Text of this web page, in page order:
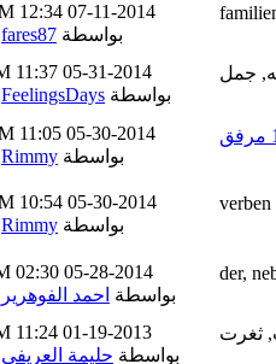
07-11-2014
12:34 AM
بواسطة fares87
05-31-2014
11:37 PM
بواسطة FeelingsDays
05-30-2014
11:05 AM
بواسطة Rimmy
05-30-2014
10:54 AM
بواسطة Rimmy
05-28-2014
02:30 PM
بواسطة احمد الفوهرير
01-19-2013
11:24 PM
بواسطة حليمة العريفي